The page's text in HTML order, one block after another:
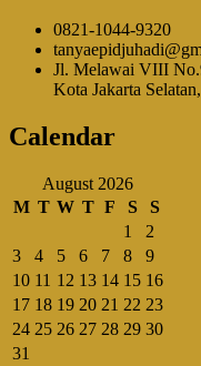
0821-1044-9320
Jl. Melawai VIII
Kota Jakarta
Calendar
August 2026
M T W T F S
S
1
2
3
4 5 6 7 8
9
10 11 12 13 14 15 16
17 18 19 20 21 22 23
24 25 26 27 28 29 30
31